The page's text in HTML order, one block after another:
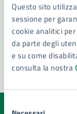
Questo sito
sessione per
cookie analitici
da parte degli
e su come
consulta la nostra
Vedi altri 1